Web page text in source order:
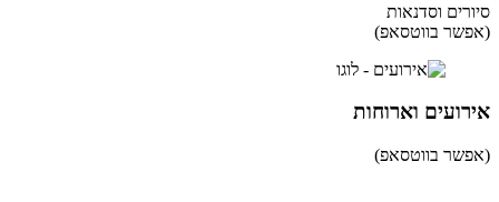
סיורים וסדנאות
(אפשר בווטסאפ)
אירועים וארוחות
(אפשר בווטסאפ)